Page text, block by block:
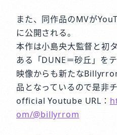
また、同作品のMVが
に公開される。
本作は小島央大監督と初
ある「DUNE＝砂丘」を
映像からも新たな
品となっているので是非
official Youtube URL：
om/@billyrrom